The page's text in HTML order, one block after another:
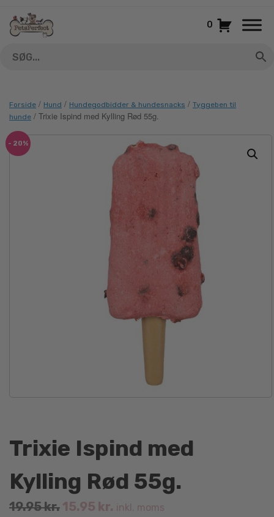
indhold
0
Forside / Hund / Hundegodbidder & hundesnacks / Tyggeben til
hunde / Trixie Ispind med Kylling Rød 55g.
- 20%
Trixie Ispind med
Kylling Rød 55g.
19.95kr. Original
15.95 kr. Current
inkl. moms